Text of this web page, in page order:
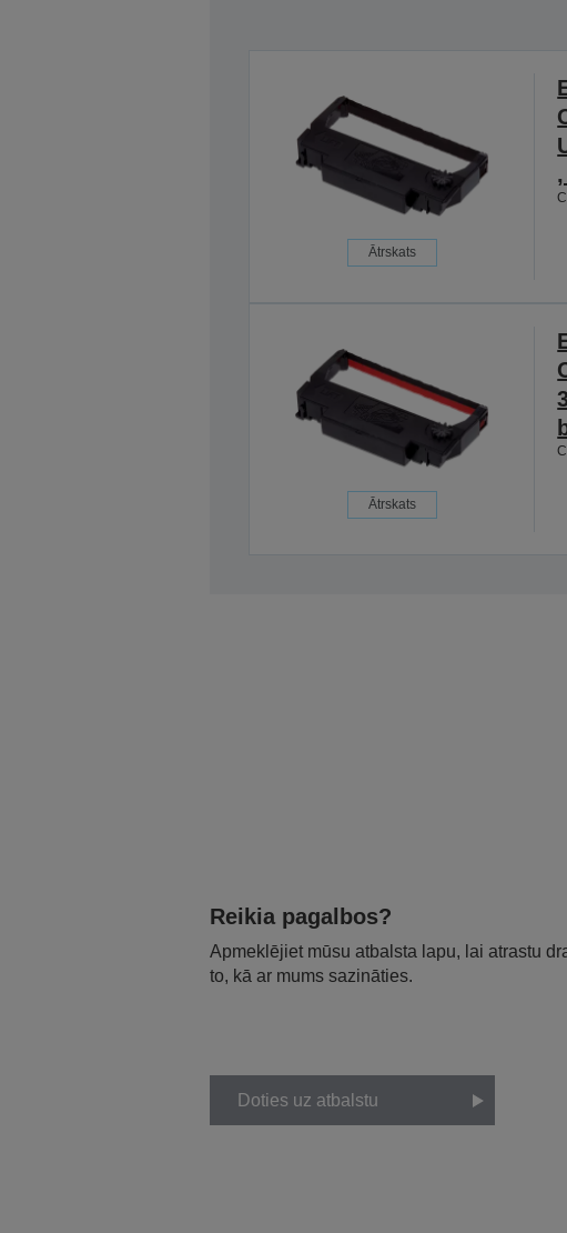
Ātrskats
Ātrskats
Reikia pagalbos?
Apmeklējiet mūsu atbalsta lapu, lai atrastu
to, kā ar mums sazināties.
Doties uz atbalstu